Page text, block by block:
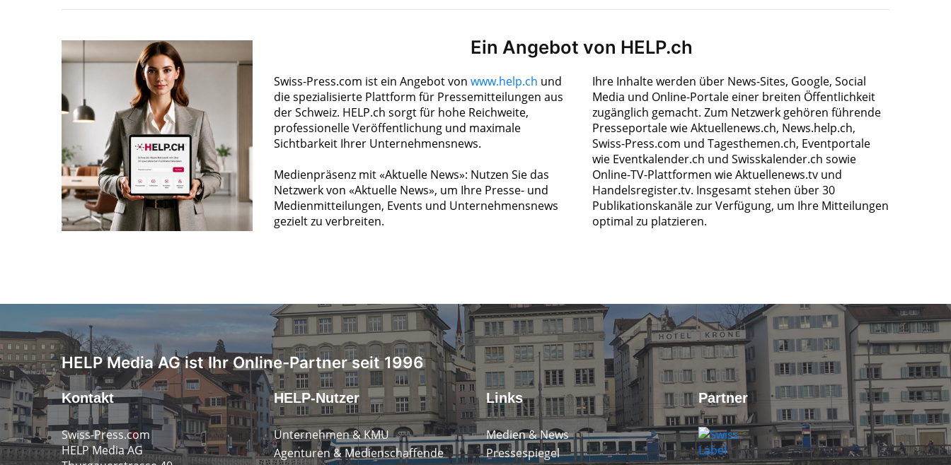
Ein Angebot von HELP.ch
Swiss-Press.com ist ein Angebot von www.help.ch und
die spezialisierte Plattform für Pressemitteilungen aus
der Schweiz. HELP.ch sorgt für hohe Reichweite,
professionelle Veröffentlichung und maximale
Sichtbarkeit Ihrer Unternehmensnews.
Medienpräsenz mit «Aktuelle News»: Nutzen Sie das
Netzwerk von «Aktuelle News», um Ihre Presse- und
Medienmitteilungen, Events und Unternehmensnews
gezielt zu verbreiten.
Ihre Inhalte werden über News-Sites, Google, Social
Media und Online-Portale einer breiten Öffentlichkeit
zugänglich gemacht. Zum Netzwerk gehören führende
Presseportale wie Aktuellenews.ch, News.help.ch,
Swiss-Press.com und Tagesthemen.ch, Eventportale
wie Eventkalender.ch und Swisskalender.ch sowie
Online-TV-Plattformen wie Aktuellenews.tv und
Handelsregister.tv. Insgesamt stehen über 30
Publikationskanäle zur Verfügung, um Ihre Mitteilungen
optimal zu platzieren.
HELP Media AG ist Ihr Online-Partner seit 1996
Kontakt
Swiss-Press.com
HELP Media AG
HELP-Nutzer
Unternehmen & KMU
Agenturen & Medienschaffende
Links
Medien & News
Pressespiegel
Partner